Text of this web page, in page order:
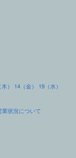
） 14（金） 19（水）
状況について